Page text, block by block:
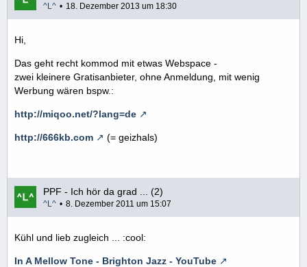
^L^ 18. Dezember 2013 um 18:30
Hi,
Das geht recht kommod mit etwas Webspace -
zwei kleinere Gratisanbieter, ohne Anmeldung, mit wenig
Werbung wären bspw.:
http://miqoo.net/?lang=de
http://666kb.com (= geizhals)
PPF - Ich hör da grad ... (2)
^L^ 8. Dezember 2011 um 15:07
Kühl und lieb zugleich ... :cool:
In A Mellow Tone - Brighton Jazz - YouTube